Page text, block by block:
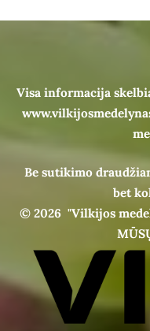
Visa informacija
Be sutikimo
bet
© 2026 "Vilkijos